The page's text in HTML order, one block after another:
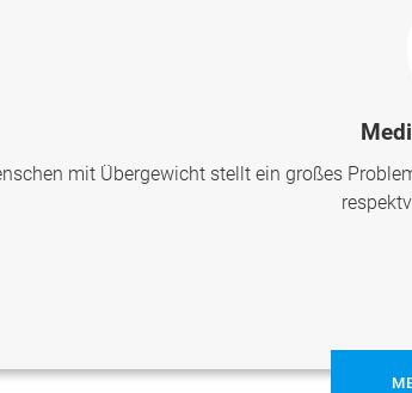
mit Übergewicht stellt ein großes